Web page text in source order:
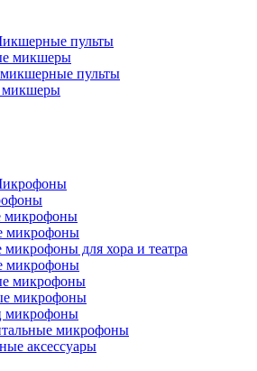
пульты
микшеры
пульты
микрофоны
микрофоны
для хора и театра
микрофоны
микрофоны
микрофоны
микрофоны
микрофоны
аксессуары